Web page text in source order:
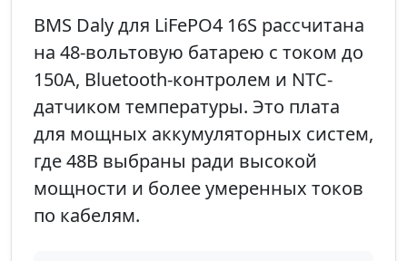
BMS Daly для LiFePO4 16S рассчитана
на 48-вольтовую батарею с током до
150А, Bluetooth-контролем и NTC-
датчиком температуры. Это плата
для мощных аккумуляторных систем,
где 48В выбраны ради высокой
мощности и более умеренных токов
по кабелям.